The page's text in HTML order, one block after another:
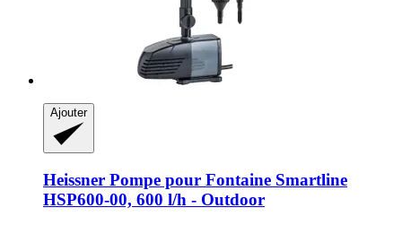
Ajouter
Heissner Pompe pour Fontaine Smartline
HSP600-​00, 600 l/h -​ Outdoor